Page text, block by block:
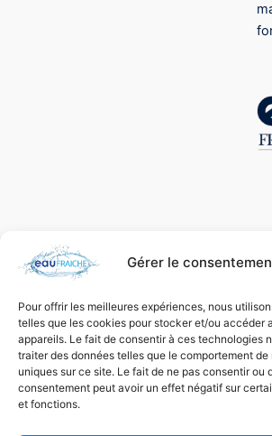
Gérer le
Pour offrir les meilleures expériences, nous
telles que les cookies pour stocker et/ou accéder
appareils. Le fait de consentir à ces technologies
traiter des données telles que le comportement de
uniques sur ce site. Le fait de ne pas consentir ou
consentement peut avoir un effet négatif sur
et fonctions.